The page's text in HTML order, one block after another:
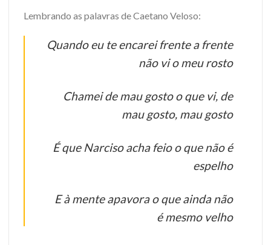
Lembrando as palavras de Caetano Veloso:
Quando eu te encarei frente a frente
não vi o meu rosto
Chamei de mau gosto o que vi, de
mau gosto, mau gosto
É que Narciso acha feio o que não é
espelho
E à mente apavora o que ainda não
é mesmo velho